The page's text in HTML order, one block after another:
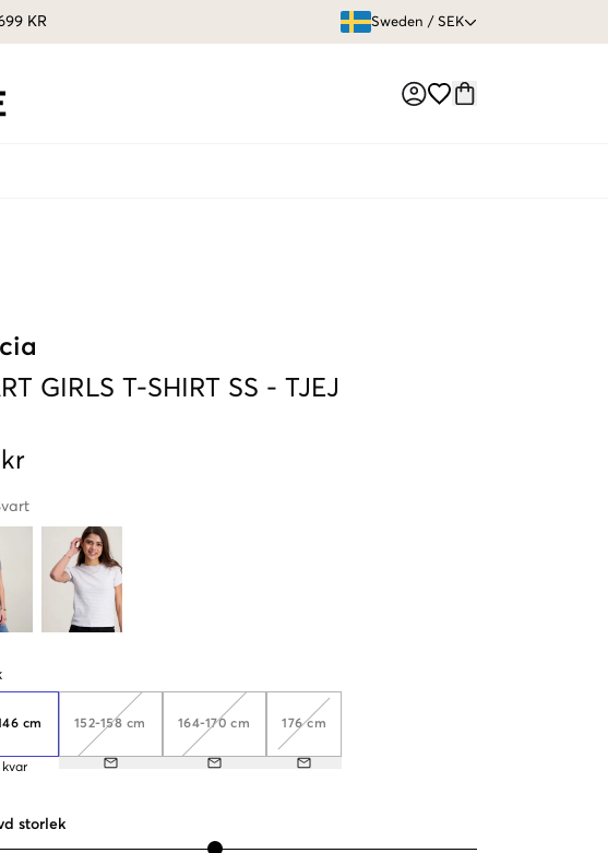
KR Sweden / SEK
GIRLS T-SHIRT SS - TJEJ
cm
kvar
152-158 cm 164-170 cm 176 cm
storlek